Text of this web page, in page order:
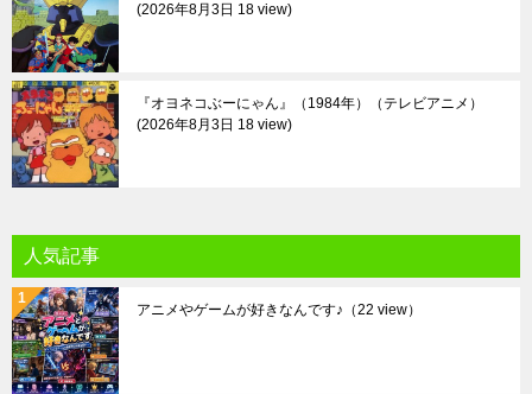
2026年8月3日 18 view
『オヨネコぶーにゃん』（1984年）（テレビアニメ）
2026年8月3日 18 view
人気記事
アニメやゲームが好きなんです♪ （22 view）